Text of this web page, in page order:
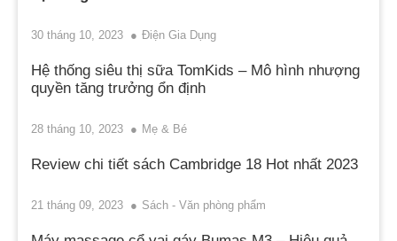
30 tháng 10, 2023 Điện Gia Dụng
Hệ thống siêu thị sữa TomKids – Mô hình nhượng
quyền tăng trưởng ổn định
28 tháng 10, 2023 Mẹ & Bé
Review chi tiết sách Cambridge 18 Hot nhất 2023
21 tháng 09, 2023 Sách - Văn phòng phẩm